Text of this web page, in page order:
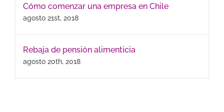
Cómo comenzar una empresa en Chile
agosto 21st, 2018
Rebaja de pensión alimenticia
agosto 20th, 2018